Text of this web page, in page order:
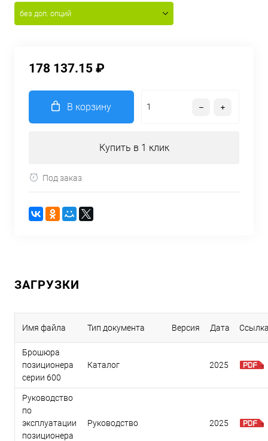
без доп. опций
178 137.15 ₽
В корзину
Купить в 1 клик
Под заказ
ЗАГРУЗКИ
Имя файла Тип документа Версия Дата
Брошюра
позиционера
серии 600
Каталог 2025
Руководство
по
эксплуатации
позиционера
Руководство 2025